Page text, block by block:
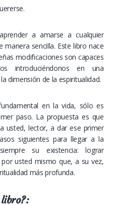
a amarse a cualquier
manera sencilla. Este libro nace
modificaciones son capaces
introduciéndonos en una
dimensión de la espiritualidad.
en la vida, sólo es
paso. La propuesta es que
usted, lector, a dar ese primer
siguientes para llegar a la
su existencia: lograr
usted mismo que, a su vez,
más profunda.
libro?: